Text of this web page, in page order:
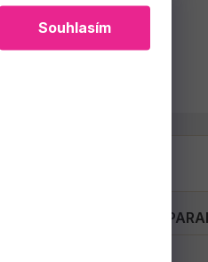
Souhlasím
DOPLŇKOVÉ